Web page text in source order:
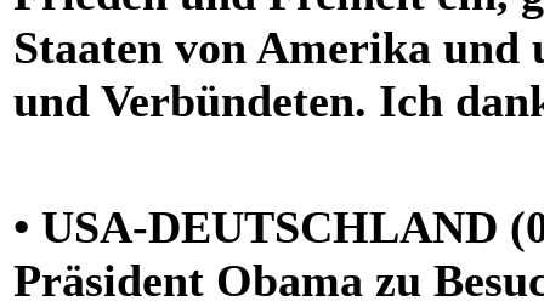
Staaten von Amerika und
und Verbündeten. Ich
• USA-DEUTSCHLAND
Präsident Obama zu